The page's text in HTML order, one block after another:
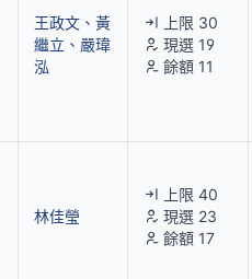
王政文、 黃
繼立 、 嚴瑋
泓
上限 30
現選 19
餘額 11
林佳瑩
上限 40
現選 23
餘額 17